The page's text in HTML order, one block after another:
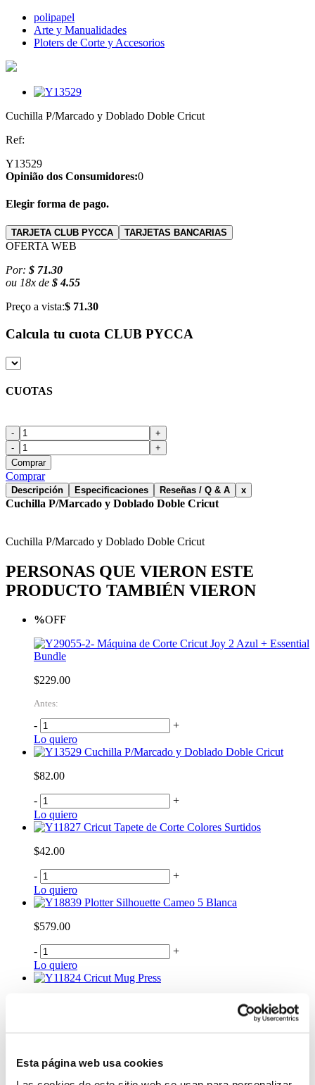
Esta página web usa cookies
polipapel
Arte y Manualidades
Ploters de Corte y Accesorios
Cuchilla P/Marcado y Doblado Doble Cricut
Ref:
Y13529
Opinião dos Consumidores:0
Elegir forma de pago.
TARJETA CLUB PYCCA TARJETAS BANCARIAS
OFERTA WEB
Por: $ 71.30
ou 18x de $ 4.55
Preço a vista:$ 71.30
Calcula tu cuota CLUB PYCCA
CUOTAS
-
+
-
+
Comprar
Comprar
Descripción Especificaciones Reseñas / Q & A x
Cuchilla P/Marcado y Doblado Doble Cricut
Cuchilla P/Marcado y Doblado Doble Cricut
PERSONAS QUE VIERON ESTE
PRODUCTO TAMBIÉN VIERON
%OFF
Máquina de Corte Cricut Joy 2 Azul + Essential
Bundle
$229.00
Antes:
-
+
Lo quiero
Cuchilla P/Marcado y Doblado Doble Cricut
$82.00
-
+
Lo quiero
Cricut Tapete de Corte Colores Surtidos
$42.00
-
+
Lo quiero
Plotter Silhouette Cameo 5 Blanca
$579.00
-
+
Lo quiero
Cricut Mug Press